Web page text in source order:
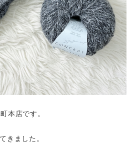
本店です。
きました。